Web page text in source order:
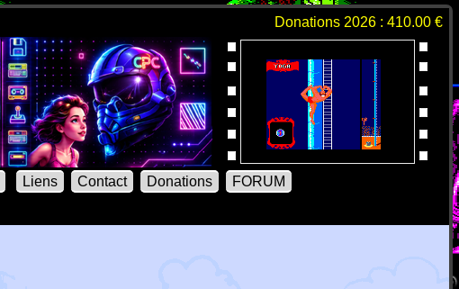
Donations 2026 : 410.00 €
Liens Contact Donations
FORUM